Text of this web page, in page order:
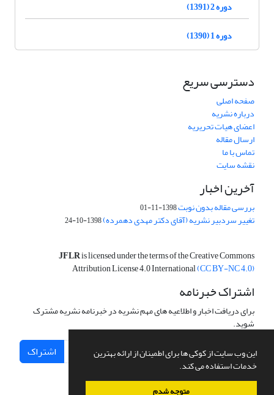
این وب سایت از کوکی ها برای اطمینان از ارائه بهترین
خدمات استفاده می کند.
متوجه شدم
دوره 2 (1391)
دوره 1 (1390)
دسترسی سریع
صفحه اصلی
درباره نشریه
اعضای هیات تحریریه
ارسال مقاله
تماس با ما
نقشه سایت
آخرین اخبار
بررسی مقاله بدون نوبت1398-11-01
تغییر سردبیر نشریه (آقای دکتر مهدی دهمرده)1398-10-24
JFLRis licensed under the terms of the Creative Commons
Attribution License 4.0 International(CC BY-NC 4.0)
اشتراک خبرنامه
برای دریافت اخبار و اطلاعیه های مهم نشریه در خبرنامه نشریه مشترک
شوید.
اشتراک